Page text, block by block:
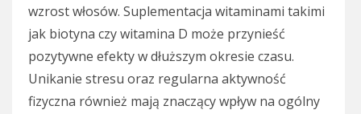
wzrost włosów. Suplementacja witaminami takimi
jak biotyna czy witamina D może przynieść
pozytywne efekty w dłuższym okresie czasu.
Unikanie stresu oraz regularna aktywność
fizyczna również mają znaczący wpływ na ogólny